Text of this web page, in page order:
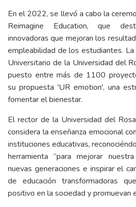
En el 2022, se llevó a cabo la
Reimagine Education, que
innovadoras que mejoran los
empleabilidad de los estudiantes.
Universitario de la Universidad del
puesto entre más de 1100
su propuesta 'UR emotion', una
fomentar el bienestar.
El rector de la Universidad del
considera la enseñanza emocional
instituciones educativas,
herramienta “para mejorar
nuevas generaciones e inspirar el
de educación transformadoras
positivo en la sociedad y promuevan